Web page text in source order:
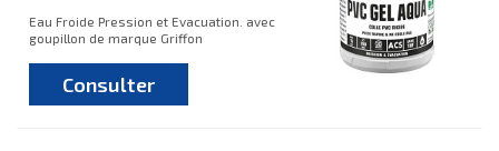
Eau Froide Pression et Evacuation. avec
goupillon de marque Griffon
Consulter